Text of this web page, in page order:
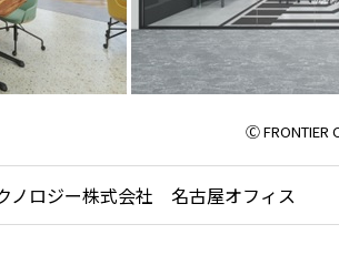
Ⓒ FRONTIER
ノロジー株式会社 名古屋オフィス